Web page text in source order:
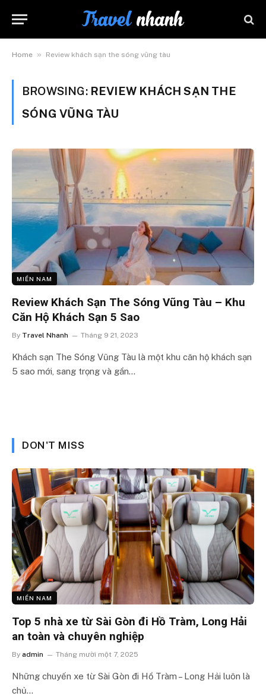
Home » Review khách sạn the sóng vũng tàu
BROWSING: REVIEW KHÁCH SẠN THE
SÓNG VŨNG TÀU
MIỀN NAM
Review Khách Sạn The Sóng Vũng Tàu – Khu
Căn Hộ Khách Sạn 5 Sao
By Travel Nhanh Tháng 9 21, 2023
Khách sạn The Sóng Vũng Tàu là một khu căn hộ khách sạn
5 sao mới, sang trọng và gần…
DON'T MISS
MIỀN NAM
Top 5 nhà xe từ Sài Gòn đi Hồ Tràm, Long Hải
an toàn và chuyên nghiệp
By admin Tháng mười một 7, 2025
Những chuyến xe từ Sài Gòn đi Hồ Tràm – Long Hải luôn là
chủ…